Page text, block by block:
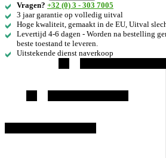
Vragen? +32 (0) 3 - 303 7005
3 jaar garantie op volledig uitval
Hoge kwaliteit, gemaakt in de EU, Uitval
Levertijd 4-6 dagen - Worden na bestelling
beste toestand te leveren.
Uitstekende dienst naverkoop